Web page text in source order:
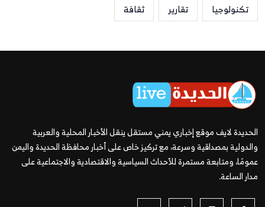
تكنولوجيا
تقارير ثقافة
الحديدة لايف موقع إخباري يمني مستقل ينقل الأخبار المحلية والعربية
والدولية بمصداقية وسرعة، مع تركيز خاص على أخبار محافظة الحديدة واليمن
عمومًا، ومتابعة مستمرة للأحداث السياسية والاقتصادية والاجتماعية على
مدار الساعة.